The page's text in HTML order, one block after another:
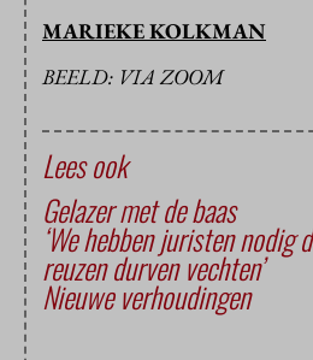
MARIEKE KOLKMAN
BEELD: VIA ZOOM
Lees ook
Gelazer met de baas
‘We hebben juristen nodig
reuzen durven vechten’
Nieuwe verhoudingen